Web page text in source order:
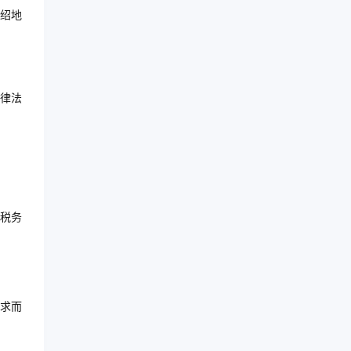
地
法
务
而